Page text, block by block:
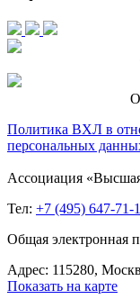
Политика ВХЛ в
персональных
Ассоциация
Тел: +7 (495) 647-71-
Общая электронная
Адрес: 115280,
Показать на карте